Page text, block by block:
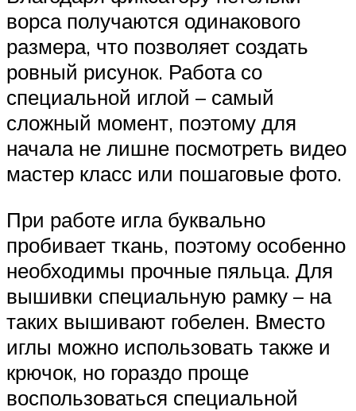
ворса получаются одинакового
размера, что позволяет создать
ровный рисунок. Работа со
специальной иглой – самый
сложный момент, поэтому для
начала не лишне посмотреть видео
мастер класс или пошаговые фото.
При работе игла буквально
пробивает ткань, поэтому особенно
необходимы прочные пяльца. Для
вышивки специальную рамку – на
таких вышивают гобелен. Вместо
иглы можно использовать также и
крючок, но гораздо проще
воспользоваться специальной